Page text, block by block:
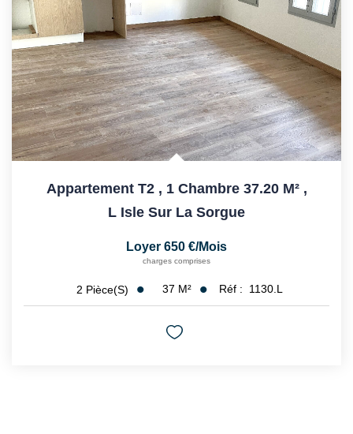
Appartement T2 , 1 Chambre 37.20 M² ,
L Isle Sur La Sorgue
Loyer 650 €/mois
charges comprises
2 Pièce(s) 37 M² Réf : 1130.L